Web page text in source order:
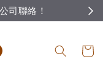
司聯絡！